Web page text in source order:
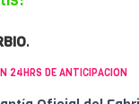
.
24HRS DE ANTICIPACION